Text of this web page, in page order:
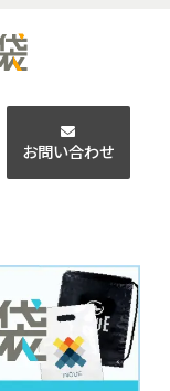
お問い合わせ